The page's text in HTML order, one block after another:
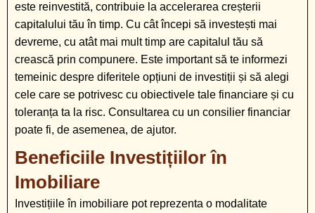
este reinvestită, contribuie la accelerarea creșterii
capitalului tău în timp. Cu cât începi să investești mai
devreme, cu atât mai mult timp are capitalul tău să
crească prin compunere. Este important să te informezi
temeinic despre diferitele opțiuni de investiții și să alegi
cele care se potrivesc cu obiectivele tale financiare și cu
toleranța ta la risc. Consultarea cu un consilier financiar
poate fi, de asemenea, de ajutor.
Beneficiile Investițiilor în
Imobiliare
Investițiile în imobiliare pot reprezenta o modalitate